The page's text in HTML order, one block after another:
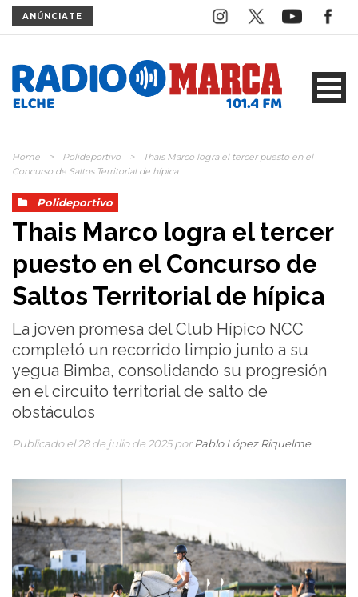
ANÚNCIATE
Home > Polideportivo >
Thais Marco logra el tercer puesto en el
Concurso de Saltos Territorial de hípica
Polideportivo
Thais Marco logra el tercer
puesto en el Concurso de
Saltos Territorial de hípica
La joven promesa del Club Hípico NCC
completó un recorrido limpio junto a su
yegua Bimba, consolidando su progresión
en el circuito territorial de salto de
obstáculos
Publicado el 28 de julio de 2025 por Pablo López Riquelme